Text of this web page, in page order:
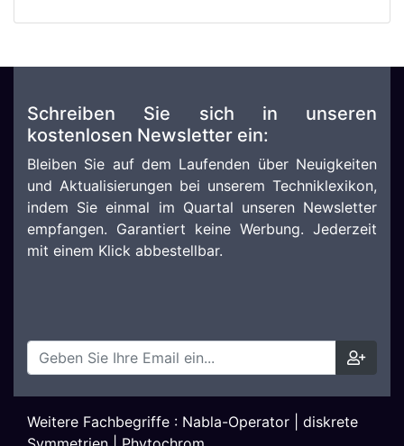
Schreiben Sie sich in unseren
kostenlosen Newsletter ein:
Bleiben Sie auf dem Laufenden über Neuigkeiten
und Aktualisierungen bei unserem Techniklexikon,
indem Sie einmal im Quartal unseren Newsletter
empfangen. Garantiert keine Werbung. Jederzeit
mit einem Klick abbestellbar.
Weitere Fachbegriffe : Nabla-Operator
diskrete